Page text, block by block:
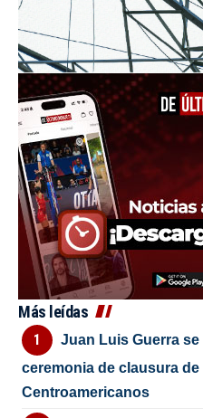
Más leídas
Juan Luis Guerra
ceremonia de clausura
Centroamericanos